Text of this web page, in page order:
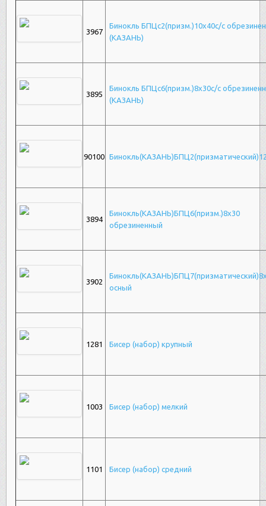
3967
Бинокль БПЦс2(призм.)10х40с/с
(КАЗАНЬ)
3895
Бинокль БПЦс6(призм.)8х30с/с
(КАЗАНЬ)
90100
3894
Бинокль(КАЗАНЬ)БПЦ6(призм.)8х30
обрезиненный
3902
осный
1281 Бисер (набор) крупный
1003 Бисер (набор) мелкий
1101 Бисер (набор) средний